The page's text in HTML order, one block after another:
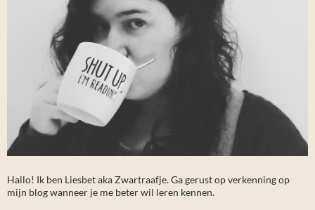
Hallo! Ik ben Liesbet aka Zwartraafje. Ga gerust op verkenning op
mijn blog wanneer je me beter wil leren kennen.